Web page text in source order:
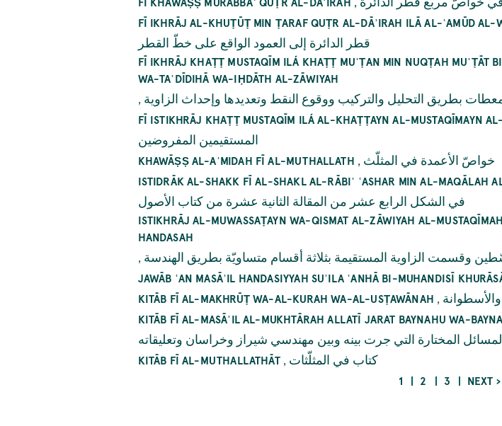
FĪ IKHRĀJ AL-KHUṬŪṬ MIN ṬARAF QUṬR AL-DĀʾIRAH ILĀ AL-ʿAMŪD AL-
قطر الدائرة إلى العمود الواقع على خطّ القطر
FĪ IKHRĀJ KHAṬṬ MUSTAQĪM ILÁ KHAṬṬ MUʿṬAN MIN NUQṬAH
WA-TAʿDĪDIHĀ WA-IḤDĀTH AL-ZĀWIYAH
, التحليل والتركيب ووقوع النقط وتعديدها وإحداث الزاوية
FĪ ISTIKHRĀJ KHAṬṬ MUSTAQĪM ILÁ AL-KHAṬṬAYN AL-MUSTAQĪMAYN
المستقيمين المفروضين
KHAWĀṢṢ AL-AʿMIDAH FĪ AL-MUTHALLATH , خواصّ الأعمدة في المثلّث
ISTIDRĀK AL-SHAKK FĪ AL-SHAKL AL-RĀBIʿ ʿASHAR MIN AL-MAQĀLAH
في الشكل الرابع عشر من المقالة الثانية عشرة من كتاب الأصول
ISTIKHRĀJ AL-MUWASSAṬAYN WA-QISMAT AL-ZĀWIYAH AL-
HANDASAH
, وقسمت الزاوية المستقيمة بثلاثة أقسام متساويّة بطريق الهندسة
JAWĀB ʿAN MASĀʾIL HANDASIYYAH SUʾILA ʿANHĀ BI-MUHANDISĪ
KITĀB FĪ AL-MAKHRŪṬ WA-AL-KURAH WA-AL-USṬAWĀNAH ,
KITĀB FĪ AL-MASĀʾIL AL-MUKHTĀRAH ALLATĪ JARAT BAYNAHU WA-
المختارة التي جرت بينه وبين مهندسي شيراز وخراسان وتعليقاته
KITĀB FĪ AL-MUTHALLATHĀT, كتاب في المثلّثات
CURRENT
1 PAGE
2 PAGE
3
NEXT
NEXT ›